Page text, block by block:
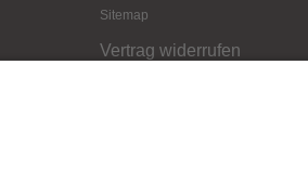
Sitemap
Vertrag widerrufen